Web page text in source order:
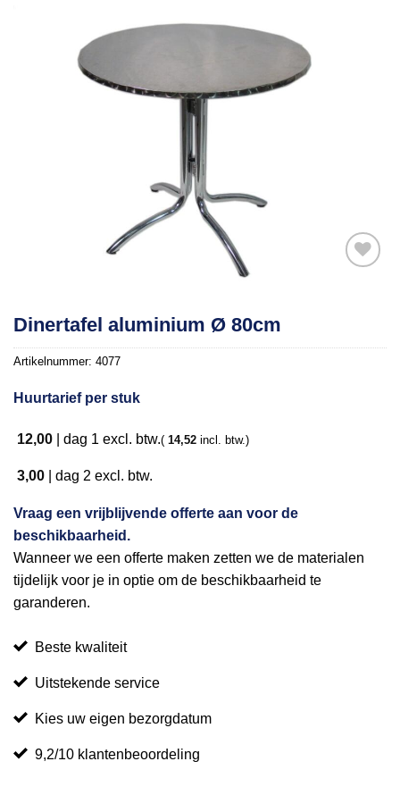
verlanglijst
Dinertafel aluminium Ø 80cm
Artikelnummer: 4077
Huurtarief per stuk
12,00 dag 1 excl. btw.( 14,52 incl. btw.)
3,00 dag 2 excl. btw.
Vraag een vrijblijvende offerte aan voor de
beschikbaarheid.
Wanneer we een offerte maken zetten we de materialen
tijdelijk voor je in optie om de beschikbaarheid te
garanderen.
Beste kwaliteit
Uitstekende service
Kies uw eigen bezorgdatum
9,2/10 klantenbeoordeling